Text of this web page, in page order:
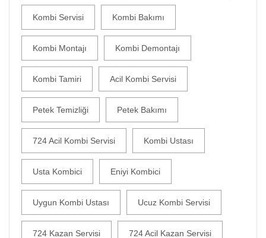
Kombi Servisi Kombi Bakımı
Kombi Montajı Kombi Demontajı
Kombi Tamiri Acil Kombi Servisi
Petek Temizliği Petek Bakımı
724 Acil Kombi Servisi Kombi Ustası
Usta Kombici Eniyi Kombici
Uygun Kombi Ustası Ucuz Kombi Servisi
724 Kazan Servisi 724 Acil Kazan Servisi